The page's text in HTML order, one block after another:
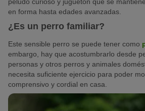
en forma hasta edades avanzadas.
¿Es un perro familiar?
Este sensible perro se puede tener como
embargo, hay que acostumbrarlo desde
personas y otros perros y animales
necesita suficiente ejercicio para poder
comprensivo y cordial en casa.